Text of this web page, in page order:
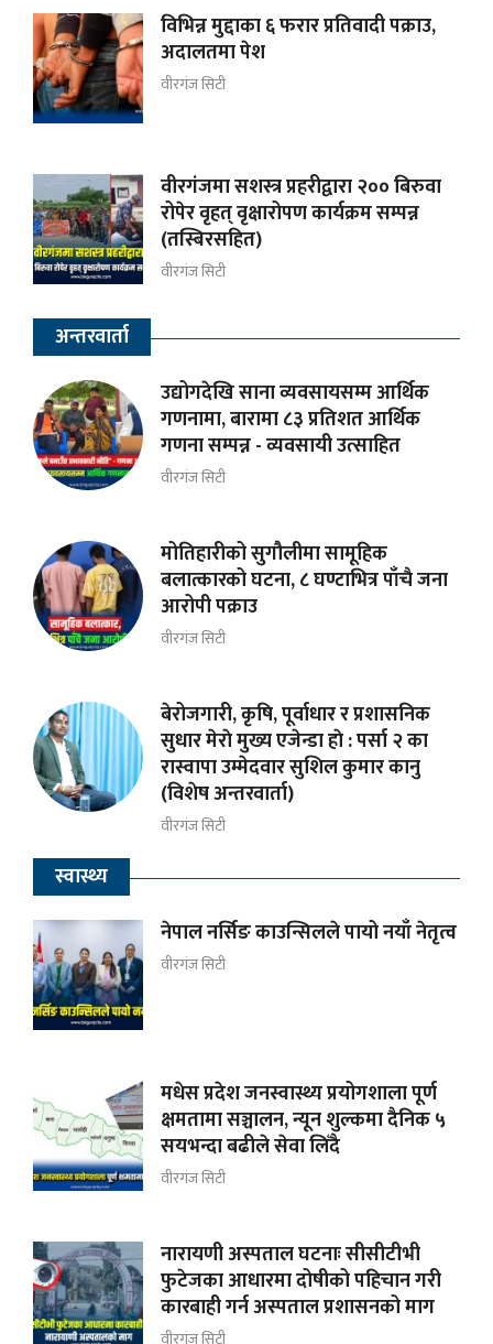
विभिन्न मुद्दाका ६ फरार प्रतिवादी पक्राउ,
अदालतमा पेश
वीरगंज सिटी
वीरगंजमा सशस्त्र प्रहरीद्वारा २०० बिरुवा
रोपेर वृहत् वृक्षारोपण कार्यक्रम सम्पन्न
(तस्बिरसहित)
वीरगंज सिटी
अन्तरवार्ता
उद्योगदेखि साना व्यवसायसम्म आर्थिक
गणनामा, बारामा ८३ प्रतिशत आर्थिक
गणना सम्पन्न - व्यवसायी उत्साहित
वीरगंज सिटी
मोतिहारीको सुगौलीमा सामूहिक
बलात्कारको घटना, ८ घण्टाभित्र पाँचै जना
आरोपी पक्राउ
वीरगंज सिटी
बेरोजगारी, कृषि, पूर्वाधार र प्रशासनिक
सुधार मेराे मुख्य एजेन्डा हाे : पर्सा २ का
रास्वापा उम्मेदवार सुशिल कुमार कानु
(विशेष अन्तरवार्ता)
वीरगंज सिटी
स्वास्थ्य
नेपाल नर्सिङ काउन्सिलले पायो नयाँ नेतृत्व
वीरगंज सिटी
मधेस प्रदेश जनस्वास्थ्य प्रयोगशाला पूर्ण
क्षमतामा सञ्चालन, न्यून शुल्कमा दैनिक ५
सयभन्दा बढीले सेवा लिँदै
वीरगंज सिटी
नारायणी अस्पताल घटनाः सीसीटीभी
फुटेजका आधारमा दोषीको पहिचान गरी
कारबाही गर्न अस्पताल प्रशासनको माग